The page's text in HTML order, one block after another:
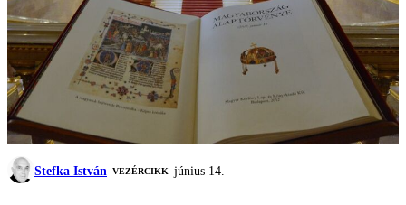
Stefka István VEZÉRCIKK június 14.